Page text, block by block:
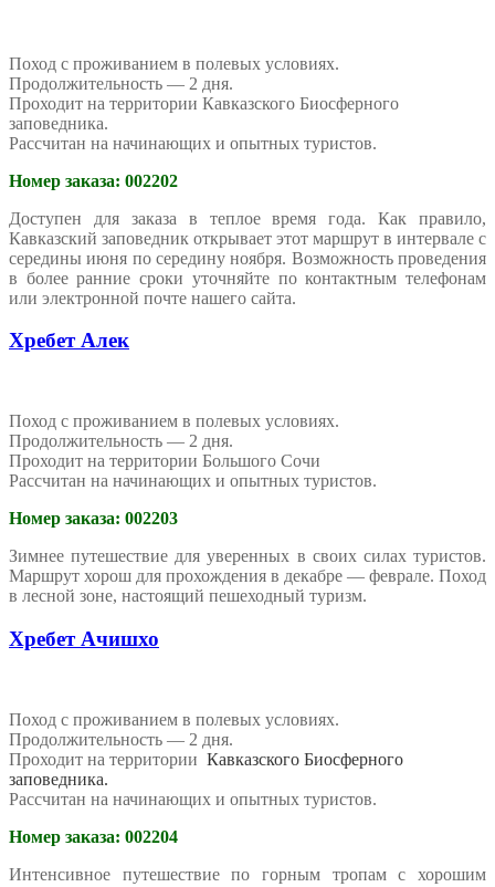
Поход с проживанием в полевых условиях.
Продолжительность — 2 дня.
Проходит на территории Кавказского Биосферного
заповедника.
Рассчитан на начинающих и опытных туристов.
Номер заказа: 002202
Доступен для заказа в теплое время года. Как правило,
Кавказский заповедник открывает этот маршрут в интервале с
середины июня по середину ноября. Возможность проведения
в более ранние сроки уточняйте по контактным телефонам
или электронной почте нашего сайта.
Хребет Алек
Поход с проживанием в полевых условиях.
Продолжительность — 2 дня.
Проходит на территории Большого Сочи
Рассчитан на начинающих и опытных туристов.
Номер заказа: 002203
Зимнее путешествие для уверенных в своих силах туристов.
Маршрут хорош для прохождения в декабре — феврале. Поход
в лесной зоне, настоящий пешеходный туризм.
Хребет Ачишхо
Поход с проживанием в полевых условиях.
Продолжительность — 2 дня.
Проходит на территории Кавказского Биосферного
заповедника.
Рассчитан на начинающих и опытных туристов.
Номер заказа: 002204
Интенсивное путешествие по горным тропам с хорошим